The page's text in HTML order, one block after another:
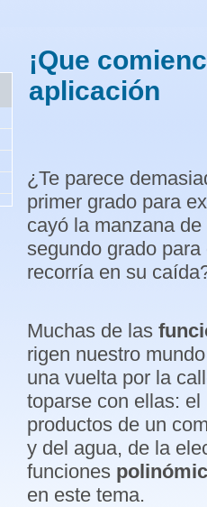
¡Que
aplicación
¿Te parece
primer grado para
cayó la manzana
segundo grado
recorría en su
Muchas de las
rigen nuestro
una vuelta por la
toparse con ellas:
productos de un
y del agua, de la
funciones
en este tema.